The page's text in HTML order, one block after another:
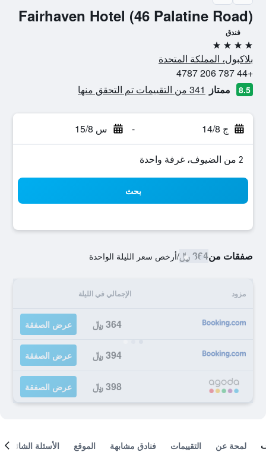
Fairhaven Hotel (46 Palatine Road)
فندق
4 نجوم
بلاكبول، المملكة المتحدة
+44 787 206 4787
8.5 ممتاز 341 من التقييمات تم التحقق منها
ج 14/8 - س 15/8
2 من الضيوف، غرفة واحدة
بحث
صفقات من364 ﷼ /أرخص سعر الليلة الواحدة
مزود الإجمالي في الليلة
364 ﷼ عرض الصفقة
394 ﷼ عرض الصفقة
398 ﷼ عرض الصفقة
لمحة عن التقييمات فنادق مشابهة الموقع الأسئلة الشائعة